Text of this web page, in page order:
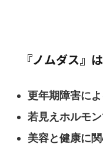
『ノムダス』
更年期障害に
若見えホルモ
美容と健康に